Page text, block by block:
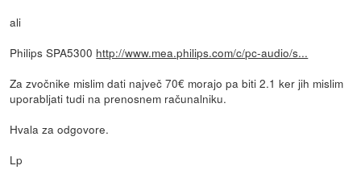
ali
Philips SPA5300 http://www.mea.philips.com/c/pc-audio/s...
Za zvočnike mislim dati največ 70€ morajo pa biti 2.1 ker jih mislim
uporabljati tudi na prenosnem računalniku.
Hvala za odgovore.
Lp